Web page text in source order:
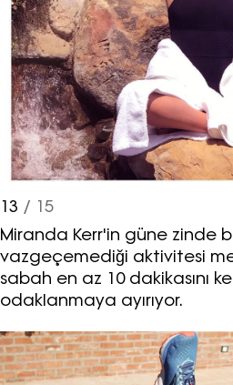
13 / 15
Miranda Kerr'in güne zinde
vazgeçemediği aktivitesi
sabah en az 10 dakikasını
odaklanmaya ayırıyor.